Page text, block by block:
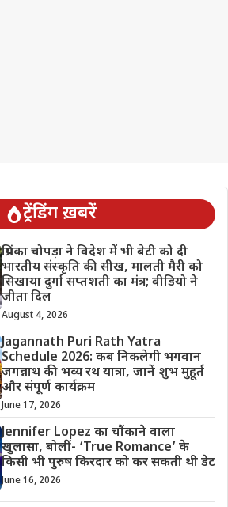
ट्रेंडिंग ख़बरें
प्रियंका चोपड़ा ने विदेश में भी बेटी को दी
भारतीय संस्कृति की सीख, मालती मैरी को
सिखाया दुर्गा सप्तशती का मंत्र; वीडियो ने
जीता दिल
August 4, 2026
Jagannath Puri Rath Yatra
Schedule 2026: कब निकलेगी भगवान
जगन्नाथ की भव्य रथ यात्रा, जानें शुभ मुहूर्त
और संपूर्ण कार्यक्रम
June 17, 2026
Jennifer Lopez का चौंकाने वाला
खुलासा, बोलीं- ‘True Romance’ के
किसी भी पुरुष किरदार को कर सकती थी डेट
June 16, 2026